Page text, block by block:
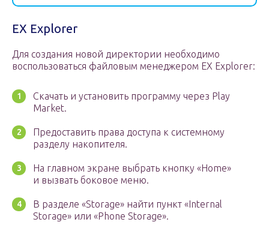
EX Explorer
Для создания новой директории необходимо
воспользоваться файловым менеджером EX Explorer:
Скачать и установить программу через Play
Market.
Предоставить права доступа к системному
разделу накопителя.
На главном экране выбрать кнопку «Home»
и вызвать боковое меню.
В разделе «Storage» найти пункт «Internal
Storage» или «Phone Storage».